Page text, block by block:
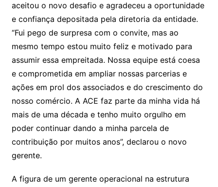
aceitou o novo desafio e agradeceu a oportunidade
e confiança depositada pela diretoria da entidade.
“Fui pego de surpresa com o convite, mas ao
mesmo tempo estou muito feliz e motivado para
assumir essa empreitada. Nossa equipe está coesa
e comprometida em ampliar nossas parcerias e
ações em prol dos associados e do crescimento do
nosso comércio. A ACE faz parte da minha vida há
mais de uma década e tenho muito orgulho em
poder continuar dando a minha parcela de
contribuição por muitos anos”, declarou o novo
gerente.
A figura de um gerente operacional na estrutura